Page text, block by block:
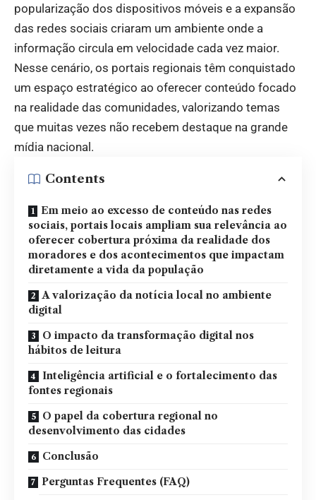
popularização dos dispositivos móveis e a expansão
das redes sociais criaram um ambiente onde a
informação circula em velocidade cada vez maior.
Nesse cenário, os portais regionais têm conquistado
um espaço estratégico ao oferecer conteúdo focado
na realidade das comunidades, valorizando temas
que muitas vezes não recebem destaque na grande
mídia nacional.
Contents
Em meio ao excesso de conteúdo nas redes
sociais, portais locais ampliam sua relevância ao
oferecer cobertura próxima da realidade dos
moradores e dos acontecimentos que impactam
diretamente a vida da população
A valorização da notícia local no ambiente
digital
O impacto da transformação digital nos
hábitos de leitura
Inteligência artificial e o fortalecimento das
fontes regionais
O papel da cobertura regional no
desenvolvimento das cidades
Conclusão
Perguntas Frequentes (FAQ)